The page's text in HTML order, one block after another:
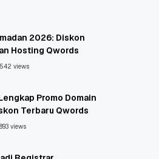
2026: Diskon
Hosting Qwords
views
Promo Domain
Terbaru Qwords
views